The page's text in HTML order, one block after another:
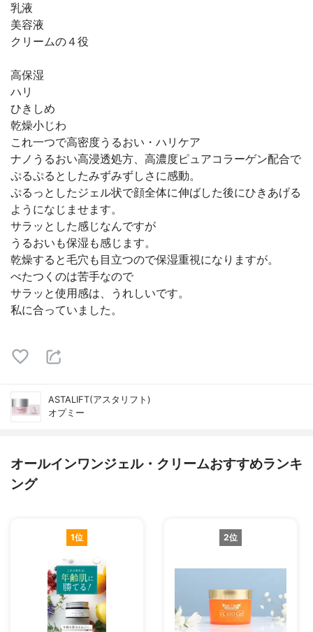
乳液
美容液
クリームの４役
高保湿
ハリ
ひきしめ
乾燥小じわ
これ一つで高密度うるおい・ハリケア
ナノうるおい高浸透処方、高濃度ピュアコラーゲン配合で
ぷるぷるとしたみずみずしさに感動。
ぷるっとしたジェル状で顔全体に伸ばした後にひきあげる
ようになじませます。
サラッとした感じなんですが
うるおいも保湿も感じます。
乾燥すると毛穴も目立つので保湿重視になりますが。
べたつくのは苦手なので
サラッと使用感は、うれしいです。
私に合っていました。
ASTALIFT(アスタリフト)
オプミー
オールインワンジェル・クリームおすすめランキ
ング
1位 2位